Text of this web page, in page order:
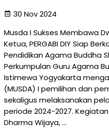
30 Nov 2024
Musda I Sukses Membawa
Ketua, PERGABI DIY Siap
Pendidikan Agama Buddha
Perkumpulan Guru Agama
Istimewa Yogyakarta
(MUSDA) I pemilihan dan
sekaligus melaksanakan
periode 2024-2027.
Dharma Wijaya, …